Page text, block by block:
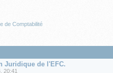
de Comptabilité
Juridique de l'EFC.
20:41